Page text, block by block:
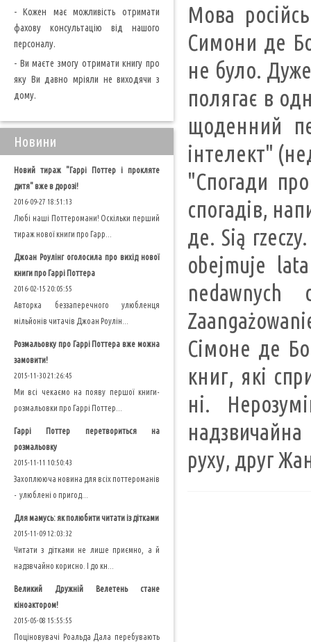
Мова
Симони де
не було.
полягає в
щоденний
інтелект"
"Спогади
спогадів,
де. Sią
obejmuje
Сімоне де
книг, які
ні.
надзвичайна
руху, друг
- Кожен має можливість отримати
фахову консультацію від нашого
персоналу.
- Ви маєте змогу отримати книгу про
яку Ви давно мріяли не виходячи з
дому.
Новини
Новий тираж "Гаррі Поттер і прокляте
дитя" вже в дорозі!
2016-09-27 18:51:13
Любі наші Поттеромани! Оскільки перший
тираж нової книги про Гарр...
Джоан Роулінг оголосила про вихід нової
книги про Гаррі Поттера
2016-02-15 20:05:55
Авторка беззаперечного улюбленця
мільйонів читачів Джоан Роулін...
Розмальовку про Гаррі Поттера вже можна
замовити!
2015-11-30 21:26:45
Ми всі чекаємо на появу першої книги-
розмальовки про Гаррі Поттер...
Гаррі Поттер перетвориться на
розмальовку
2015-11-11 10:50:43
Захоплююча новина для всіх поттероманів
- улюблені о пригод...
Для мамусь: як полюбити читати із дітками
2015-11-09 12:03:32
Читати з дітками не лише приємно, а й
надзвчайно корисно. І до кн...
Великий Дружній Велетень стане
кіноактором!
2015-05-08 15:55:55
Поціновувачі Роальда Дала перебувають